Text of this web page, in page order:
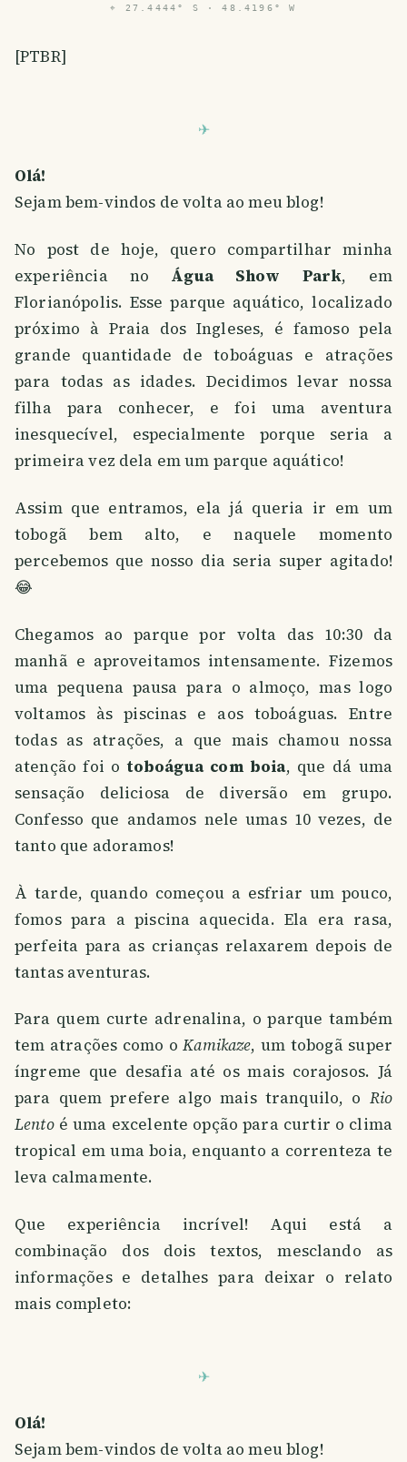
⌖ 27.4444° S · 48.4196° W
[PTBR]
Olá!
Sejam bem-vindos de volta ao meu blog!
No post de hoje, quero compartilhar minha
experiência no Água Show Park, em
Florianópolis. Esse parque aquático, localizado
próximo à Praia dos Ingleses, é famoso pela
grande quantidade de toboáguas e atrações
para todas as idades. Decidimos levar nossa
filha para conhecer, e foi uma aventura
inesquecível, especialmente porque seria a
primeira vez dela em um parque aquático!
Assim que entramos, ela já queria ir em um
tobogã bem alto, e naquele momento
percebemos que nosso dia seria super agitado!
😂
Chegamos ao parque por volta das 10:30 da
manhã e aproveitamos intensamente. Fizemos
uma pequena pausa para o almoço, mas logo
voltamos às piscinas e aos toboáguas. Entre
todas as atrações, a que mais chamou nossa
atenção foi otoboágua com boia, que dá uma
sensação deliciosa de diversão em grupo.
Confesso que andamos nele umas 10 vezes, de
tanto que adoramos!
À tarde, quando começou a esfriar um pouco,
fomos para a piscina aquecida. Ela era rasa,
perfeita para as crianças relaxarem depois de
tantas aventuras.
Para quem curte adrenalina, o parque também
tem atrações como oKamikaze, um tobogã super
íngreme que desafia até os mais corajosos. Já
para quem prefere algo mais tranquilo, o Rio
Lentoé uma excelente opção para curtir o clima
tropical em uma boia, enquanto a correnteza te
leva calmamente.
Que experiência incrível! Aqui está a
combinação dos dois textos, mesclando as
informações e detalhes para deixar o relato
mais completo:
Olá!
Sejam bem-vindos de volta ao meu blog!